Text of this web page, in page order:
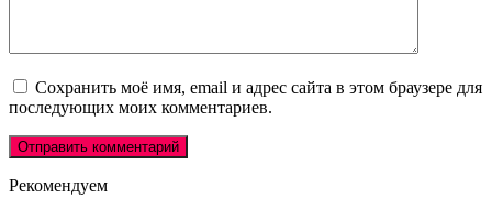
Сохранить моё имя, email и адрес сайта в этом браузере для
последующих моих комментариев.
Рекомендуем